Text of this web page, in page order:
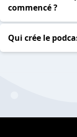
commencé ?
Qui crée le